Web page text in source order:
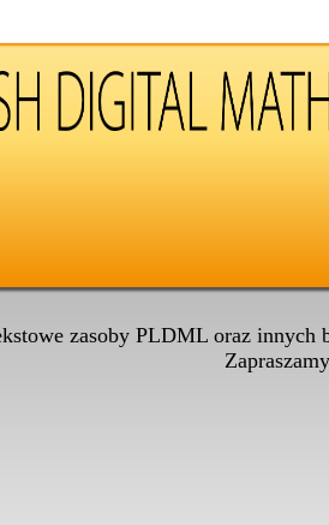
zasoby PLDML oraz